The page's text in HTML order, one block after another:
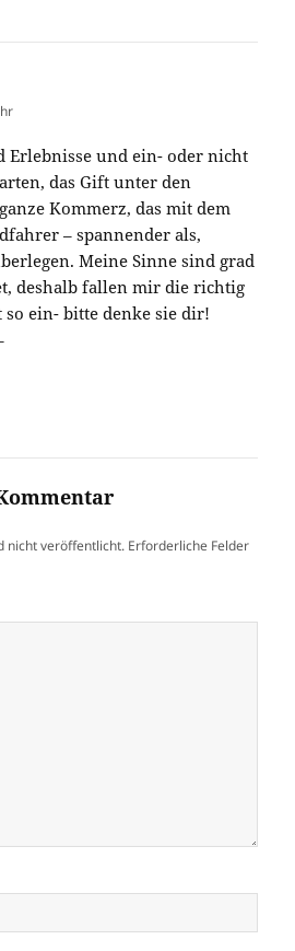
Erlebnisse und ein- oder nicht
das Gift unter den
Kommerz, das mit dem
– spannender als,
Meine Sinne sind grad
deshalb fallen mir die richtig
ein- bitte denke sie dir!
nicht veröffentlicht. Erforderliche Felder